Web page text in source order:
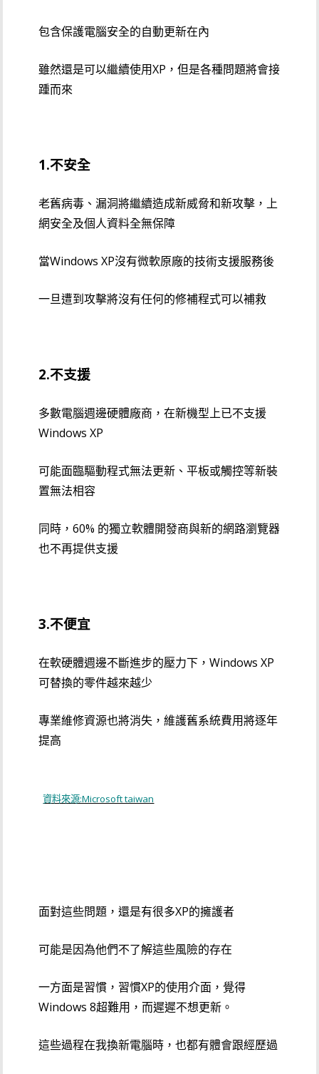
包含保護電腦安全的自動更新在內
雖然還是可以繼續使用XP，但是各種問題將會接
踵而來
1.不安全
老舊病毒、漏洞將繼續造成新威脅和新攻擊，上
網安全及個人資料全無保障
當Windows XP沒有微軟原廠的技術支援服務後
一旦遭到攻擊將沒有任何的修補程式可以補救
2.不支援
多數電腦週邊硬體廠商，在新機型上已不支援
Windows XP
可能面臨驅動程式無法更新、平板或觸控等新裝
置無法相容
同時，60% 的獨立軟體開發商與新的網路瀏覽器
也不再提供支援
3.不便宜
在軟硬體週邊不斷進步的壓力下，Windows XP
可替換的零件越來越少
專業維修資源也將消失，維護舊系統費用將逐年
提高
資料來源:Microsoft taiwan
面對這些問題，還是有很多XP的擁護者
可能是因為他們不了解這些風險的存在
一方面是習慣，習慣XP的使用介面，覺得
Windows 8超難用，而遲遲不想更新。
這些過程在我換新電腦時，也都有體會跟經歷過